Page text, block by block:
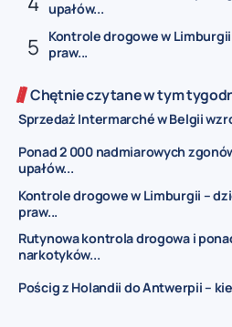
upałów...
Kontrole drogowe w
praw...
Chętnie czytane w tym
Sprzedaż Intermarché w Belgii
Ponad 2 000 nadmiarowych
upałów...
Kontrole drogowe w Limburgii –
praw...
Rutynowa kontrola drogowa i
narkotyków...
Pościg z Holandii do Antwerpii –